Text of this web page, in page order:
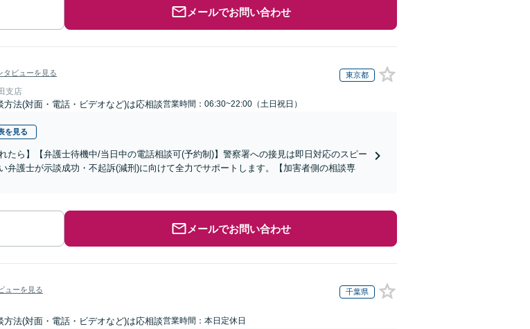
メールでお問い合わせ
タビューを見る 東京都
支店
方法(対面・電話・ビデオなど)は応相談営業時間：06:30~22:00（土日祝日）
を見る
たら】【弁護士待機中/当日中の電話相談可(予約制)】警察署への接見は即日対応のスピー
弁護士が示談成功・不起訴(減刑)に向けて全力でサポートします。【加害者側の相談専
メールでお問い合わせ
ューを見る 千葉県
方法(対面・電話・ビデオなど)は応相談営業時間：本日定休日